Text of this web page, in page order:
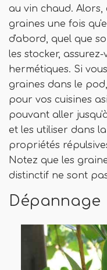
au vin chaud. Alors,
graines une fois
d'abord, quel que
les stocker,
hermétiques. Si
graines dans le
pour vos cuisines
pouvant aller
et les utiliser dans
propriétés
Notez que les
distinctif ne sont
Dépannage